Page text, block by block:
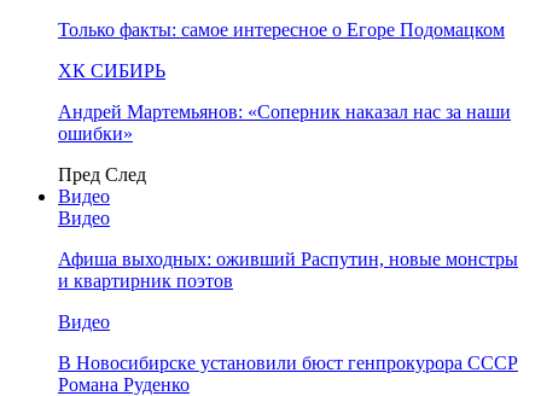
Только факты: самое интересное о Егоре Подомацком
ХК СИБИРЬ
Андрей Мартемьянов: «Соперник наказал нас за наши
ошибки»
Пред След
Видео
Видео
Афиша выходных: оживший Распутин, новые монстры
и квартирник поэтов
Видео
В Новосибирске установили бюст генпрокурора СССР
Романа Руденко